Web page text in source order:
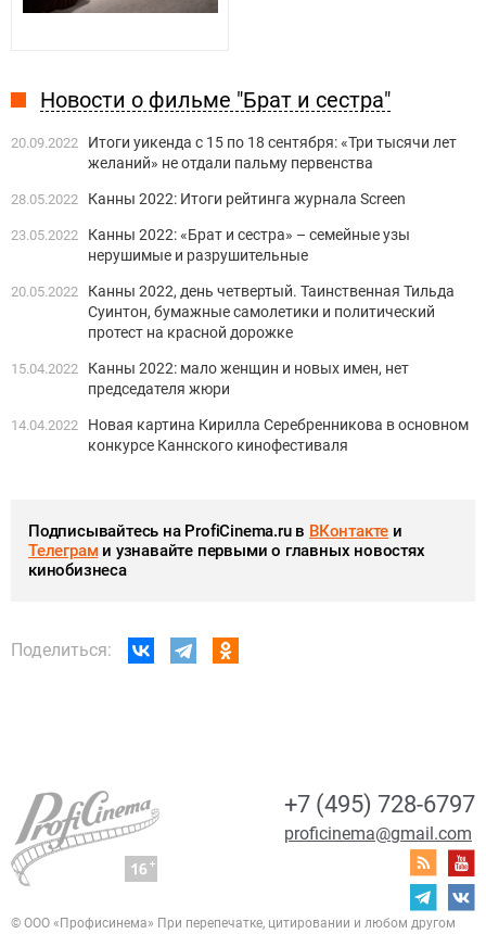
Новости о фильме "Брат и сестра"
20.09.2022
Итоги уикенда с 15 по 18 сентября: «Три тысячи лет
желаний» не отдали пальму первенства
28.05.2022 Канны 2022: Итоги рейтинга журнала Screen
23.05.2022
Канны 2022: «Брат и сестра» – семейные узы
нерушимые и разрушительные
20.05.2022
Канны 2022, день четвертый. Таинственная Тильда
Суинтон, бумажные самолетики и политический
протест на красной дорожке
15.04.2022
Канны 2022: мало женщин и новых имен, нет
председателя жюри
14.04.2022
Новая картина Кирилла Серебренникова в основном
конкурсе Каннского кинофестиваля
Подписывайтесь на ProfiCinema.ru в ВКонтакте и
Телеграми узнавайте первыми о главных новостях
кинобизнеса
Поделиться:
+7 (495) 728-6797
proficinema@gmail.com
© ООО «Профисинема» При перепечатке, цитировании и любом другом